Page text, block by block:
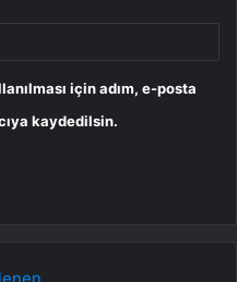
için adım, e-posta
kaydedilsin.